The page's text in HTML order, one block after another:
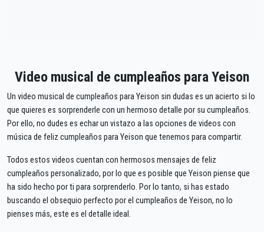
Video musical de cumpleaños para Yeison
Un video musical de cumpleaños para Yeison sin dudas es un acierto si lo
que quieres es sorprenderle con un hermoso detalle por su cumpleaños.
Por ello, no dudes es echar un vistazo a las opciones de videos con
música de feliz cumpleaños para Yeison que tenemos para compartir.
Todos estos videos cuentan con hermosos mensajes de feliz
cumpleaños personalizado, por lo que es posible que Yeison piense que
ha sido hecho por ti para sorprenderlo. Por lo tanto, si has estado
buscando el obsequio perfecto por el cumpleaños de Yeison, no lo
pienses más, este es el detalle ideal.